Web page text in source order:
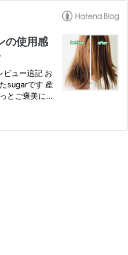
の使用感
ビュー追記 お
sugarです 産
とご褒美に買
経緯やメー…